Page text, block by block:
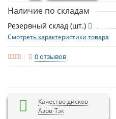
Наличие по складам
Резервный склад (шт.)
Смотреть характеристики товара
0 отзывов
Качество дисков
Азов-Тэк